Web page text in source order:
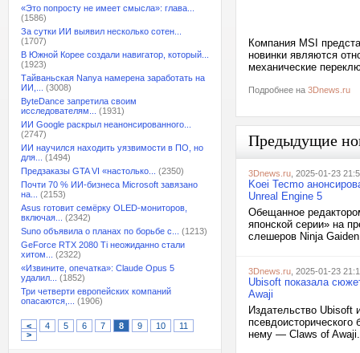
«Это попросту не имеет смысла»: глава...
(1586)
За сутки ИИ выявил несколько сотен...
(1707)
В Южной Корее создали навигатор, который...
(1923)
Тайваньская Nanya намерена заработать на
ИИ,...
(3008)
ByteDance запретила своим
исследователям...
(1931)
ИИ Google раскрыл неанонсированного...
(2747)
ИИ научился находить уязвимости в ПО, но
для...
(1494)
Предзаказы GTA VI «настолько...
(2350)
Почти 70 % ИИ-бизнеса Microsoft завязано
на...
(2153)
Asus готовит семёрку OLED-мониторов,
включая...
(2342)
Suno объявила о планах по борьбе с...
(1213)
GeForce RTX 2080 Ti неожиданно стали
хитом...
(2322)
«Извините, опечатка»: Claude Opus 5
удалил...
(1852)
Три четверти европейских компаний
опасаются,...
(1906)
< 4 5 6 7 8 9 10
11
>
Компания MSI
новинки являются
механические
Подробнее на 3Dnews.ru
Предыдущие
3Dnews.ru , 2025-01-23
Koei Tecmo
Unreal Engine 5
Обещанное
японской серии» на
слешеров Ninja
3Dnews.ru , 2025-01-23
Ubisoft показала
Awaji
Издательство Ubisoft
нему — Claws of